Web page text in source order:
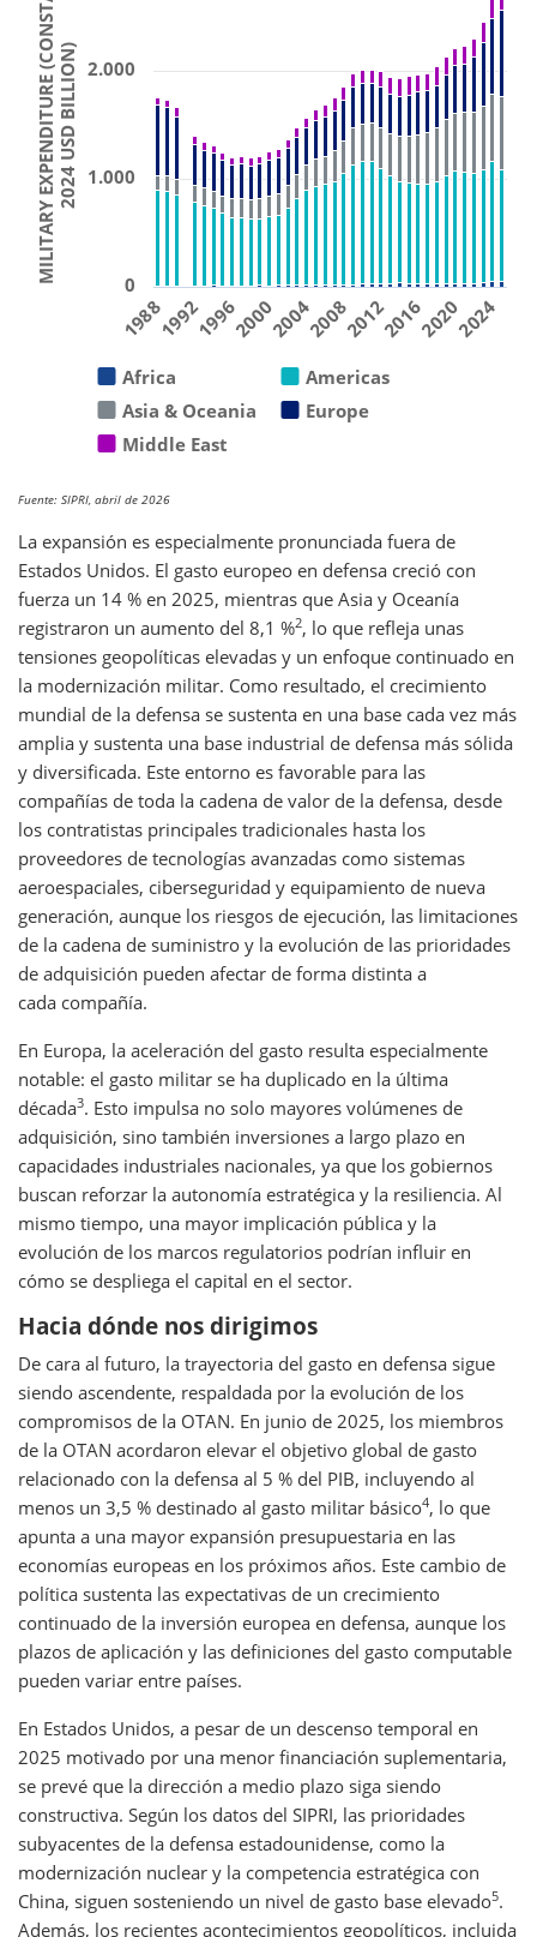
MILITARY EXPENDITURE (CONSTANT2024 USD BILLION)
Africa
Americas
Asia & Oceania
Europe
Middle East
1988 2000 2012 2024
19921996 20042008 20162020
0
1.000
2.000
Fuente: SIPRI, abril de 2026
La expansión es especialmente pronunciada fuera de
Estados Unidos. El gasto europeo en defensa creció con
fuerza un 14 % en 2025, mientras que Asia y Oceanía
registraron un aumento del 8,1 %2, lo que refleja unas
tensiones geopolíticas elevadas y un enfoque continuado en
la modernización militar. Como resultado, el crecimiento
mundial de la defensa se sustenta en una base cada vez más
amplia y sustenta una base industrial de defensa más sólida
y diversificada. Este entorno es favorable para las
compañías de toda la cadena de valor de la defensa, desde
los contratistas principales tradicionales hasta los
proveedores de tecnologías avanzadas como sistemas
aeroespaciales, ciberseguridad y equipamiento de nueva
generación, aunque los riesgos de ejecución, las limitaciones
de la cadena de suministro y la evolución de las prioridades
de adquisición pueden afectar de forma distinta a
cada compañía.
En Europa, la aceleración del gasto resulta especialmente
notable: el gasto militar se ha duplicado en la última
década3. Esto impulsa no solo mayores volúmenes de
adquisición, sino también inversiones a largo plazo en
capacidades industriales nacionales, ya que los gobiernos
buscan reforzar la autonomía estratégica y la resiliencia. Al
mismo tiempo, una mayor implicación pública y la
evolución de los marcos regulatorios podrían influir en
cómo se despliega el capital en el sector.
Hacia dónde nos dirigimos
De cara al futuro, la trayectoria del gasto en defensa sigue
siendo ascendente, respaldada por la evolución de los
compromisos de la OTAN. En junio de 2025, los miembros
de la OTAN acordaron elevar el objetivo global de gasto
relacionado con la defensa al 5 % del PIB, incluyendo al
menos un 3,5 % destinado al gasto militar básico4, lo que
apunta a una mayor expansión presupuestaria en las
economías europeas en los próximos años. Este cambio de
política sustenta las expectativas de un crecimiento
continuado de la inversión europea en defensa, aunque los
plazos de aplicación y las definiciones del gasto computable
pueden variar entre países.
En Estados Unidos, a pesar de un descenso temporal en
2025 motivado por una menor financiación suplementaria,
se prevé que la dirección a medio plazo siga siendo
constructiva. Según los datos del SIPRI, las prioridades
subyacentes de la defensa estadounidense, como la
modernización nuclear y la competencia estratégica con
China, siguen sosteniendo un nivel de gasto base elevado5.
Además, los recientes acontecimientos geopolíticos, incluida